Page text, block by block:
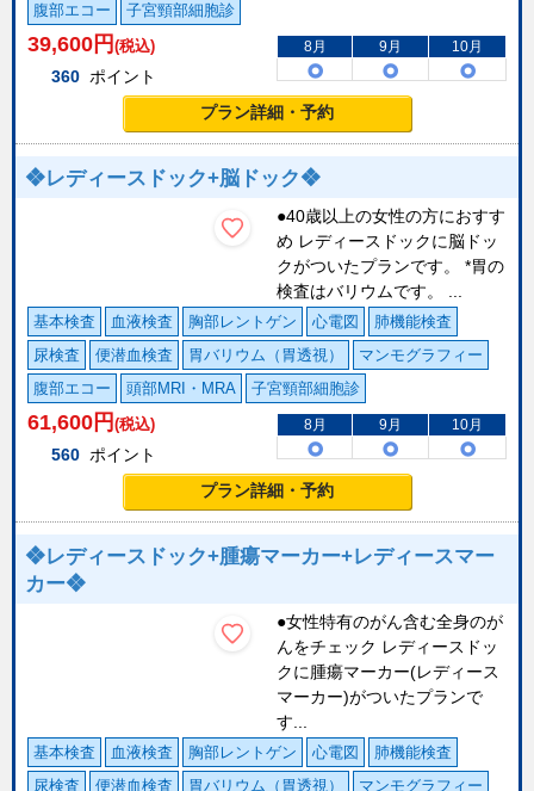
腹部エコー
子宮頸部細胞診
39,600 円 (税込)
360 ポイント
8月 9月 10月
プラン詳細・予約
❖レディースドック+脳ドック❖
●40歳以上の女性の方におすす
め レディースドックに脳ドッ
クがついたプランです。 *胃の
検査はバリウムです。 ...
基本検査 血液検査 胸部レントゲン 心電図
肺機能検査
尿検査
便潜血検査 胃バリウム（胃透視）
マンモグラフィー
腹部エコー
頭部MRI・MRA 子宮頸部細胞診
61,600 円 (税込)
560 ポイント
8月 9月 10月
プラン詳細・予約
❖レディースドック+腫瘍マーカー+レディースマー
カー❖
●女性特有のがん含む全身のが
んをチェック レディースドッ
クに腫瘍マーカー(レディース
マーカー)がついたプランで
す...
基本検査 血液検査 胸部レントゲン 心電図
肺機能検査
尿検査
便潜血検査 胃バリウム（胃透視）
マンモグラフィー